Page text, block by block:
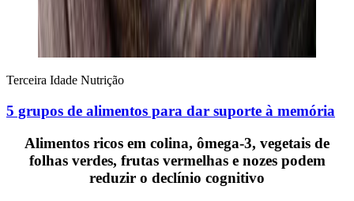
Terceira Idade Nutrição
5 grupos de alimentos para dar suporte à memória
Alimentos ricos em colina, ômega-3, vegetais de
folhas verdes, frutas vermelhas e nozes podem
reduzir o declínio cognitivo